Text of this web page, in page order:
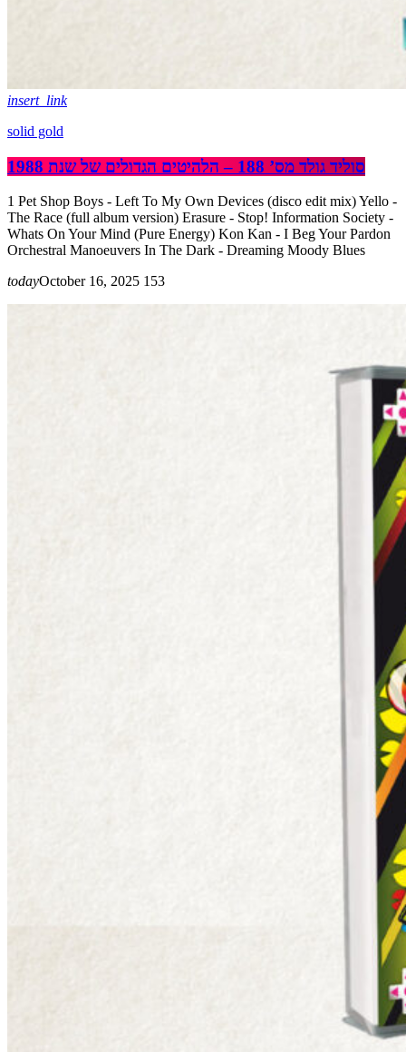
insert_link
solid gold
סוליד גולד מס’ 188 – הלהיטים הגדולים של שנת 1988
1 Pet Shop Boys - Left To My Own Devices (disco edit mix) Yello -
The Race (full album version) Erasure - Stop! Information Society -
Whats On Your Mind (Pure Energy) Kon Kan - I Beg Your Pardon
Orchestral Manoeuvers In The Dark - Dreaming Moody Blues
todayOctober 16, 2025 153